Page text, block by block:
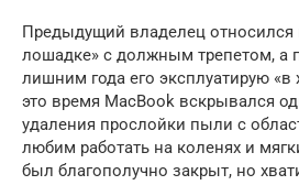
Предыдущий владелец относился
лошадке» с должным трепетом, а
лишним года его эксплуатирую «в
это время MacBook вскрывался
удаления прослойки пыли с
любим работать на коленях и
был благополучно закрыт, но